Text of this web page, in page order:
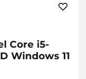
Core i5-
Windows 11